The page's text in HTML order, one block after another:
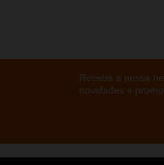
Receba a nossa
novidades e